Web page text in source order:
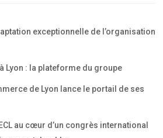
exceptionnelle de l’organisation
Lyon : la plateforme du groupe
de Lyon lance le portail de ses
au cœur d’un congrès international